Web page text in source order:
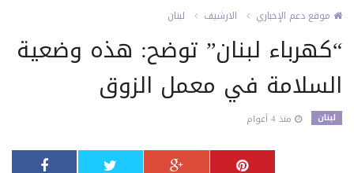
موقع دعم الإخباري الارشيف لبنان
“كهرباء لبنان” توضح: هذه وضعية
السلامة في معمل الزوق
لبنان منذ 4 أعوام